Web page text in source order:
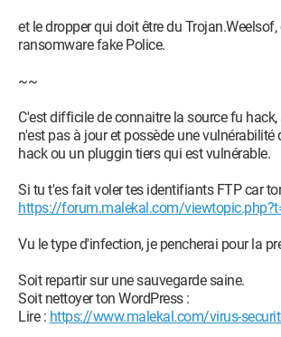
et le dropper qui doit être du Trojan.Weelsof,
ransomware fake Police.
~~
C'est difficile de connaitre la source fu
n'est pas à jour et possède une vulnérabilité
hack ou un pluggin tiers qui est vulnérable.
Si tu t'es fait voler tes identifiants FTP car
https://forum.malekal.com/
Vu le type d'infection, je pencherai pour la
Soit repartir sur une sauvegarde saine.
Soit nettoyer ton WordPress :
Lire : https://www.malekal.com/virus-